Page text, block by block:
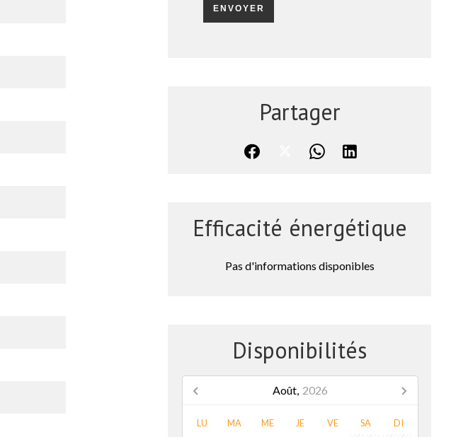
ENVOYER
Partager
Efficacité énergétique
Pas d'informations disponibles
Disponibilités
Août, 2026
LU MA ME JE VE SA DI